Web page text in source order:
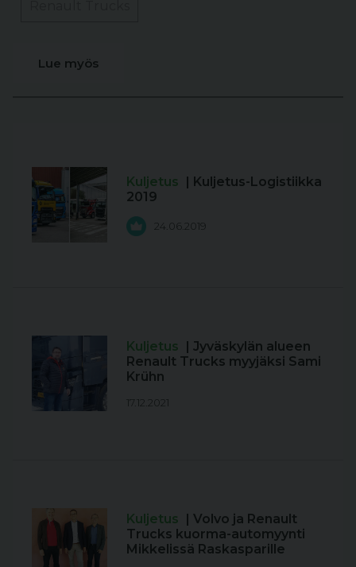
Lue myös
Kuljetus | Kuljetus-Logistiikka
2019
24.06.2019
Kuljetus | Jyväskylän alueen
Renault Trucks myyjäksi Sami
Krühn
17.12.2021
Kuljetus | Volvo ja Renault
Trucks kuorma-automyynti
Mikkelissä Raskasparille